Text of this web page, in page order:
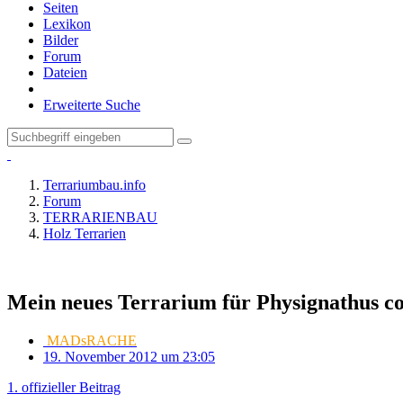
Seiten
Lexikon
Bilder
Forum
Dateien
Erweiterte Suche
Terrariumbau.info
Forum
TERRARIENBAU
Holz Terrarien
Mein neues Terrarium für Physignathus
MADsRACHE
19. November 2012 um 23:05
1. offizieller Beitrag